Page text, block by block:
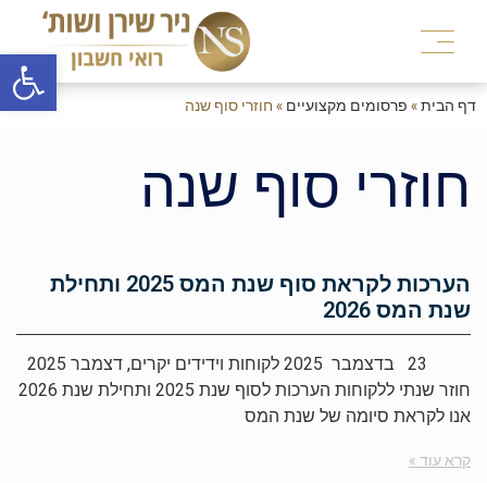
דף הבית» פרסומים מקצועיים » חוזרי סוף שנה
חוזרי סוף שנה
הערכות לקראת סוף שנת המס 2025 ותחילת
שנת המס 2026
23 בדצמבר 2025 לקוחות וידידים יקרים, דצמבר 2025
חוזר שנתי ללקוחות הערכות לסוף שנת 2025 ותחילת שנת 2026
אנו לקראת סיומה של שנת המס
קרא עוד »